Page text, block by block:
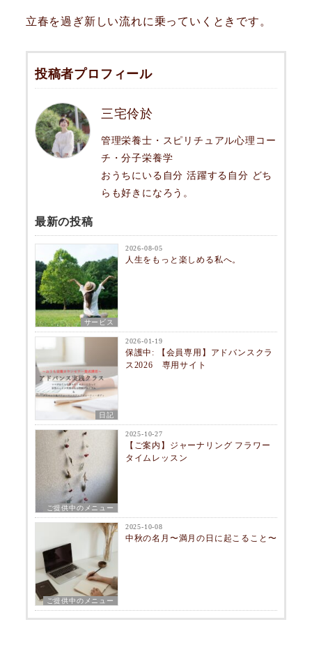
立春を過ぎ新しい流れに乗っていくときです。
投稿者プロフィール
三宅伶於
管理栄養士・スピリチュアル心理コー
チ・分子栄養学
おうちにいる自分 活躍する自分 どち
らも好きになろう。
最新の投稿
サービス
2026-08-05
人生をもっと楽しめる私へ。
日記
2026-01-19
保護中: 【会員専用】アドバンスクラ
ス2026 専用サイト
ご提供中のメニュー
2025-10-27
【ご案内】ジャーナリング フラワー
タイムレッスン
ご提供中のメニュー
2025-10-08
中秋の名月〜満月の日に起こること〜